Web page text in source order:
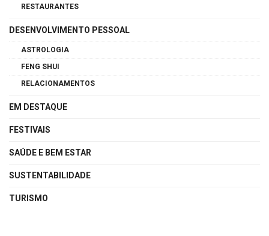
RESTAURANTES
DESENVOLVIMENTO PESSOAL
ASTROLOGIA
FENG SHUI
RELACIONAMENTOS
EM DESTAQUE
FESTIVAIS
SAÚDE E BEM ESTAR
SUSTENTABILIDADE
TURISMO